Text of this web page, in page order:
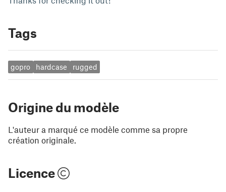
Tags
gopro hardcase rugged
Origine du modèle
L'auteur a marqué ce modèle comme sa propre
création originale.
Licence